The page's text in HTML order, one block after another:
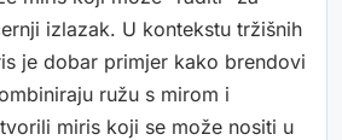
izlazak. U kontekstu tržišnih
je dobar primjer kako brendovi
ružu s mirom i
miris koji se može nositi u